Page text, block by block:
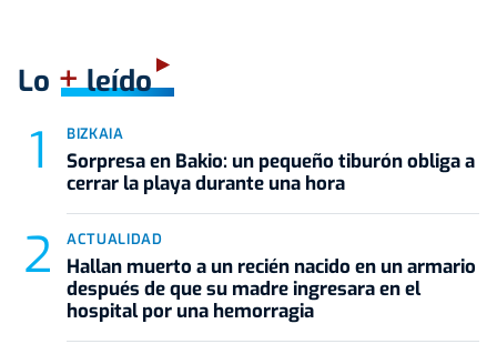
Lo +leído
BIZKAIA
Sorpresa en Bakio: un pequeño tiburón obliga a
cerrar la playa durante una hora
ACTUALIDAD
Hallan muerto a un recién nacido en un armario
después de que su madre ingresara en el
hospital por una hemorragia